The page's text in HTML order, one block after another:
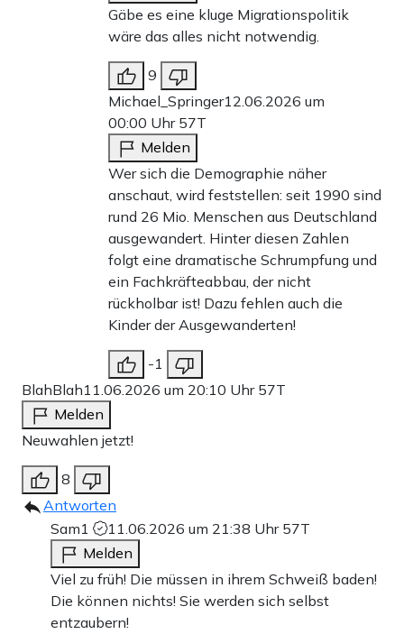
Gäbe es eine kluge Migrationspolitik
wäre das alles nicht notwendig.
9
Michael_Springer12.06.2026 um
00:00 Uhr 57T
Melden
Wer sich die Demographie näher
anschaut, wird feststellen: seit 1990 sind
rund 26 Mio. Menschen aus Deutschland
ausgewandert. Hinter diesen Zahlen
folgt eine dramatische Schrumpfung und
ein Fachkräfteabbau, der nicht
rückholbar ist! Dazu fehlen auch die
Kinder der Ausgewanderten!
-1
BlahBlah11.06.2026 um 20:10 Uhr 57T
Melden
Neuwahlen jetzt!
8
Antworten
Sam1
11.06.2026 um 21:38 Uhr 57T
Melden
Viel zu früh! Die müssen in ihrem Schweiß baden!
Die können nichts! Sie werden sich selbst
entzaubern!